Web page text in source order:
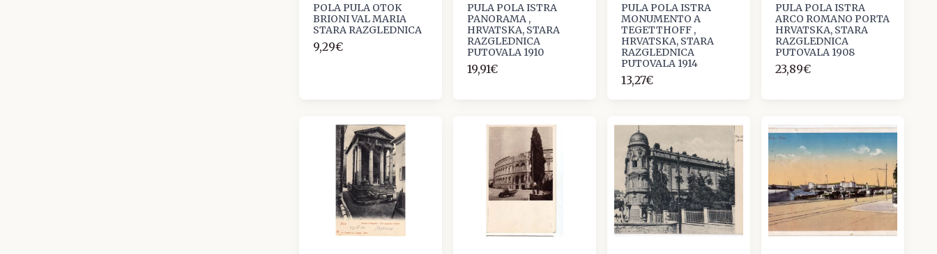
POLA PULA OTOK
BRIONI VAL MARIA
STARA RAZGLEDNICA
9,29€
PULA POLA ISTRA
PANORAMA ,
HRVATSKA, STARA
RAZGLEDNICA
PUTOVALA 1910
19,91€
PULA POLA ISTRA
MONUMENTO A
TEGETTHOFF ,
HRVATSKA, STARA
RAZGLEDNICA
PUTOVALA 1914
13,27€
PULA POLA ISTRA
ARCO ROMANO PORTA
HRVATSKA, STARA
RAZGLEDNICA
PUTOVALA 1908
23,89€